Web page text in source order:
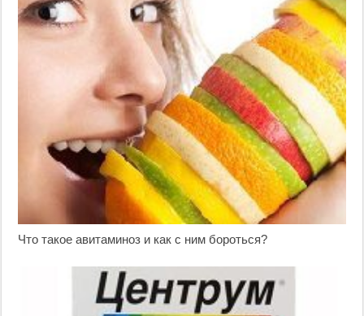
Что такое авитаминоз и как с ним бороться?